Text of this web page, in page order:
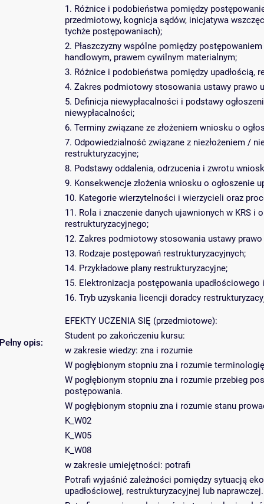
Pełny opis:
1. Różnice i podobieństwa pomiędzy
przedmiotowy, kognicja sądów, inicjatywa
tychże postępowaniach);
2. Płaszczyzny wspólne pomiędzy
handlowym, prawem cywilnym materialnym;
3. Różnice i podobieństwa pomiędzy upadłością,
4. Zakres podmiotowy stosowania ustawy prawo
5. Definicja niewypłacalności i podstawy
niewypłacalności;
6. Terminy związane ze złożeniem wniosku o
7. Odpowiedzialność związane z niezłożeniem /
restrukturyzacyjne;
8. Podstawy oddalenia, odrzucenia i zwrotu
9. Konsekwencje złożenia wniosku o ogłoszenie
10. Kategorie wierzytelności i wierzycieli oraz
11. Rola i znaczenie danych ujawnionych w KRS
restrukturyzacyjnego;
12. Zakres podmiotowy stosowania ustawy
13. Rodzaje postępowań restrukturyzacyjnych;
14. Przykładowe plany restrukturyzacyjne;
15. Elektronizacja postępowania
16. Tryb uzyskania licencji doradcy
EFEKTY UCZENIA SIĘ (przedmiotowe):
Student po zakończeniu kursu:
w zakresie wiedzy: zna i rozumie
W pogłębionym stopniu zna i rozumie
W pogłębionym stopniu zna i rozumie przebieg
postępowania.
W pogłębionym stopniu zna i rozumie stanu
K_W02
K_W05
K_W08
w zakresie umiejętności: potrafi
Potrafi wyjaśnić zależności pomiędzy sytuacją
upadłościowej, restrukturyzacyjnej lub naprawczej.